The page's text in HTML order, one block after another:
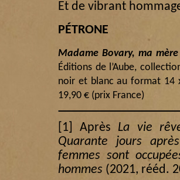
Et de vibrant
PÉTRONE
Madame Bovary, ma
Éditions de l’Aube,
noir et blanc au format 14
19,90 € (prix France)
[1] Après La vie
Quarante jours
femmes sont
hommes (2021, rééd.